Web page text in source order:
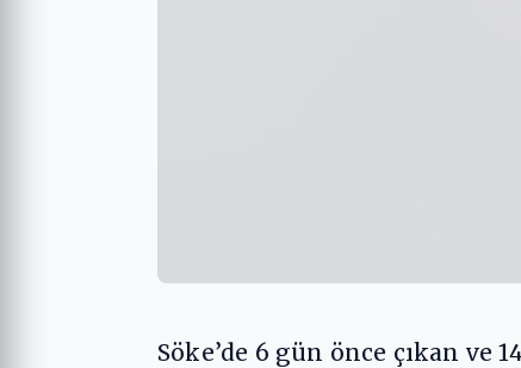
Söke’de 6 gün önce çıkan ve